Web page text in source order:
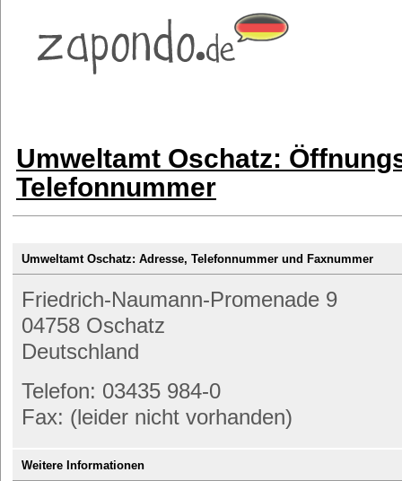
Umweltamt Oschatz:
Telefonnummer
Umweltamt Oschatz: Adresse, Telefonnummer und Faxnummer
Friedrich-Naumann-Promenade 9
04758 Oschatz
Deutschland
Telefon: 03435 984-0
Fax: (leider nicht vorhanden)
Weitere Informationen